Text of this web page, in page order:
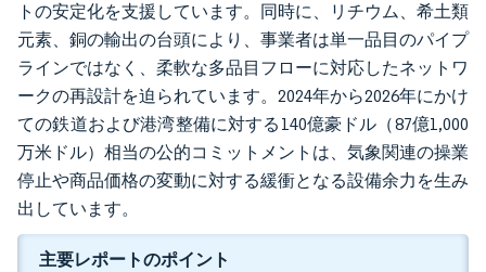
トの安定化を支援しています。同時に、リチウム、希土類
元素、銅の輸出の台頭により、事業者は単一品目のパイプ
ラインではなく、柔軟な多品目フローに対応したネットワ
ークの再設計を迫られています。2024年から2026年にかけ
ての鉄道および港湾整備に対する140億豪ドル（87億1,000
万米ドル）相当の公的コミットメントは、気象関連の操業
停止や商品価格の変動に対する緩衝となる設備余力を生み
出しています。
主要レポートのポイント